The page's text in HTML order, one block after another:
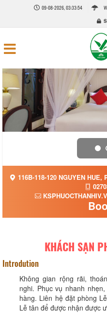
09-08-2026, 03:33:54
116B-118-120 NGUYEN HUE,
KHÁCH SẠN
Introdution
Không gian rộng rãi,
nghi. Phục vụ nhanh
hàng. Liên hệ đặt phòng
Lễ tân để được nhận được